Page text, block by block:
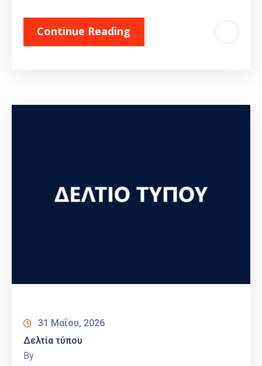
Continue Reading
31 Μαΐου, 2026
Δελτία τύπου
By